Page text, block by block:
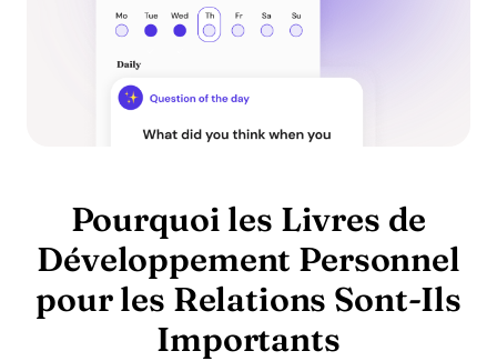
Pourquoi les Livres de
Développement Personnel
pour les Relations Sont-Ils
Importants